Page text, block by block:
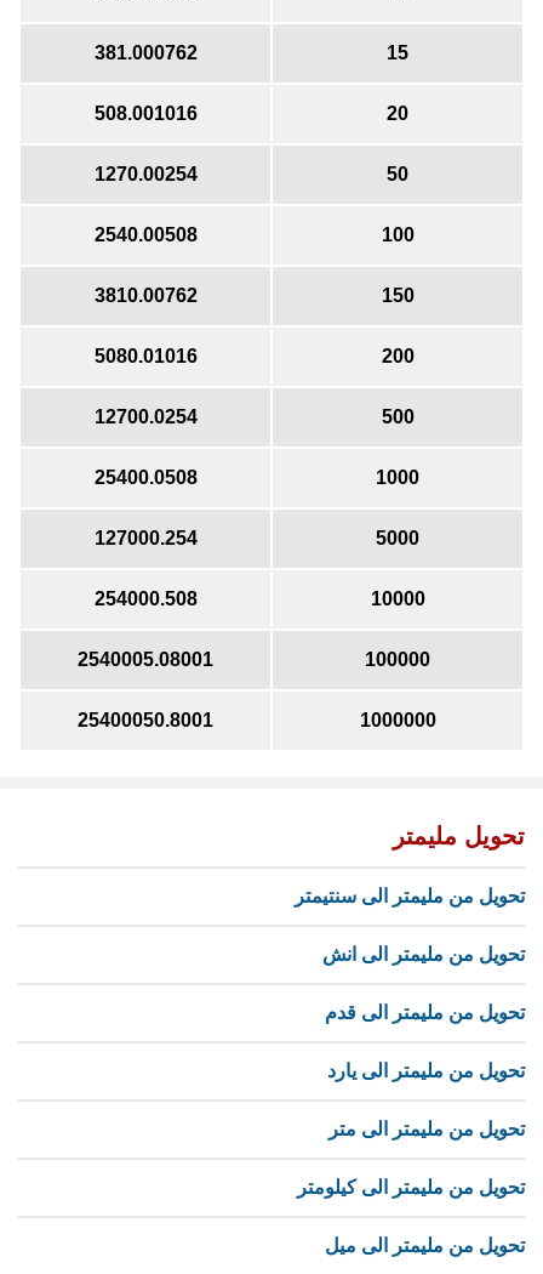
15
381.000762
20
508.001016
50
1270.00254
100
2540.00508
150
3810.00762
200
5080.01016
500
12700.0254
1000
25400.0508
5000
127000.254
10000
254000.508
100000
2540005.08001
1000000
25400050.8001
تحويل مليمتر
تحويل من مليمتر الى سنتيمتر
تحويل من مليمتر الى انش
تحويل من مليمتر الى قدم
تحويل من مليمتر الى يارد
تحويل من مليمتر الى متر
تحويل من مليمتر الى كيلومتر
تحويل من مليمتر الى ميل